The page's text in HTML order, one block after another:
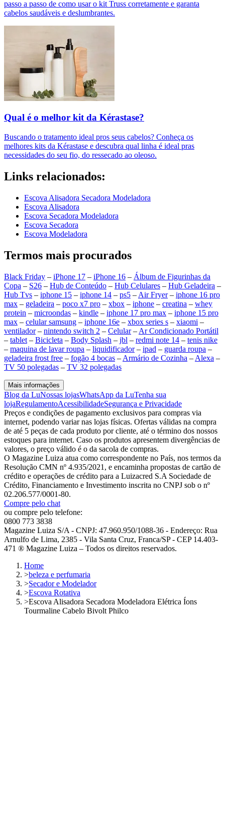
passo a passo de como usar o kit Truss corretamente e garanta
cabelos saudáveis e deslumbrantes.
Qual é o melhor kit da Kérastase?
Buscando o tratamento ideal pros seus cabelos? Conheça os
melhores kits da Kérastase e descubra qual linha é ideal pras
necessidades do seu fio, do ressecado ao oleoso.
Links relacionados:
Escova Alisadora Secadora Modeladora
Escova Alisadora
Escova Secadora Modeladora
Escova Secadora
Escova Modeladora
Termos mais procurados
Black Friday – iPhone 17 – iPhone 16 – Álbum de Figurinhas da
Copa – S26 – Hub de Conteúdo – Hub Celulares – Hub Geladeira –
Hub Tvs – iphone 15 – iphone 14 – ps5 – Air Fryer– iphone 16 pro
max – geladeira – poco x7 pro – xbox – iphone – creatina – whey
protein – microondas – kindle – iphone 17 pro max – iphone 15 pro
max – celular samsung – iphone 16e – xbox series s – xiaomi –
ventilador– nintendo switch 2 – Celular– Ar Condicionado Portátil
– tablet – Bicicleta – Body Splash – jbl – redmi note 14 – tenis nike
– maquina de lavar roupa – liquidificador– ipad – guarda roupa –
geladeira frost free – fogão 4 bocas – Armário de Cozinha – Alexa –
TV 50 polegadas – TV 32 polegadas
Mais informações
Blog da LuNossas lojasWhatsApp da LuTenha sua
lojaRegulamentoAcessibilidadeSegurança e Privacidade
Preços e condições de pagamento exclusivos para compras via
internet, podendo variar nas lojas físicas. Ofertas válidas na compra
de até 5 peças de cada produto por cliente, até o término dos nossos
estoques para internet. Caso os produtos apresentem divergências de
valores, o preço válido é o da sacola de compras.
O Magazine Luiza atua como correspondente no País, nos termos da
Resolução CMN nº 4.935/2021, e encaminha propostas de cartão de
crédito e operações de crédito para a Luizacred S.A Sociedade de
Crédito, Financiamento e Investimento inscrita no CNPJ sob o nº
02.206.577/0001-80.
Compre pelo chat
ou compre pelo telefone:
0800 773 3838
Magazine Luiza S/A - CNPJ: 47.960.950/1088-36 - Endereço: Rua
Arnulfo de Lima, 2385 - Vila Santa Cruz, Franca/SP - CEP 14.403-
471 ® Magazine Luiza – Todos os direitos reservados.
Home
>beleza e perfumaria
>Secador e Modelador
>Escova Rotativa
>Escova Alisadora Secadora Modeladora Elétrica Íons
Tourmaline Cabelo Bivolt Philco